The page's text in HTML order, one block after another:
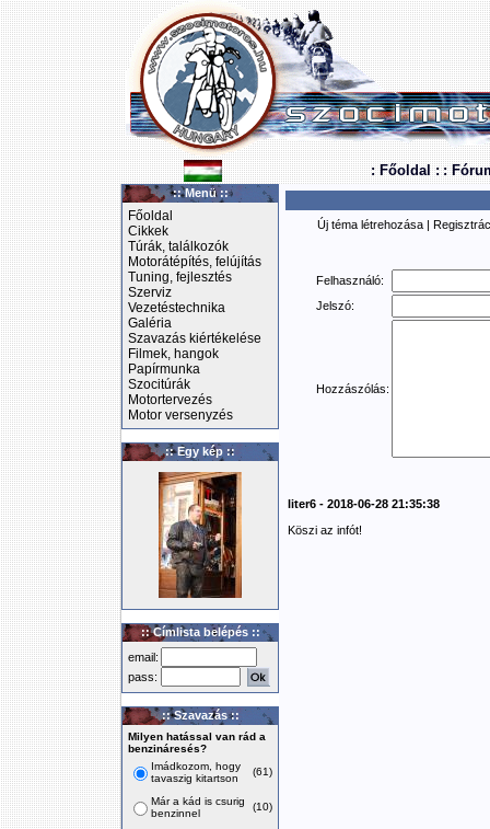
: Főoldal : :
:: Menü ::
Főoldal
Cikkek
Túrák, találkozók
Motorátépítés, felújítás
Tuning, fejlesztés
Szerviz
Vezetéstechnika
Galéria
Szavazás kiértékelése
Filmek, hangok
Papírmunka
Szocitúrák
Motortervezés
Motor versenyzés
:: Egy kép ::
:: Címlista belépés ::
email:
pass:
:: Szavazás ::
Milyen hatással van rád a
benzináresés?
Imádkozom, hogy
tavaszig kitartson
(61)
Már a kád is csurig
benzinnel
(10)
Új téma létrehozása |
Felhasználó:
Jelszó:
Hozzászólás:
liter6 - 2018-06-28 21:35:38
Köszi az infót!